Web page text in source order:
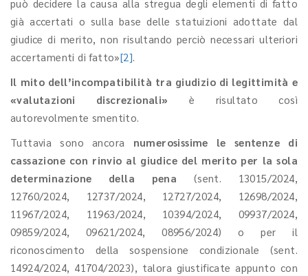
può decidere la causa alla stregua degli elementi di fatto
già accertati o sulla base delle statuizioni adottate dal
giudice di merito, non risultando perciò necessari ulteriori
accertamenti di fatto»[2].
Il mito dell’incompatibilità tra giudizio di legittimità e
«valutazioni discrezionali» è risultato così
autorevolmente smentito.
Tuttavia sono ancora numerosissime le sentenze di
cassazione con rinvio al giudice del merito per la sola
determinazione della pena (sent. 13015/2024,
12760/2024, 12737/2024, 12727/2024, 12698/2024,
11967/2024, 11963/2024, 10394/2024, 09937/2024,
09859/2024, 09621/2024, 08956/2024) o per il
riconoscimento della sospensione condizionale (sent.
14924/2024, 41704/2023), talora giustificate appunto con